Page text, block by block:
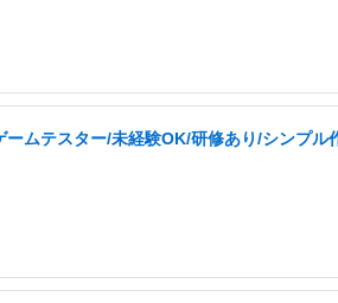
ームテスター/未経験OK/研修あり/シンプル